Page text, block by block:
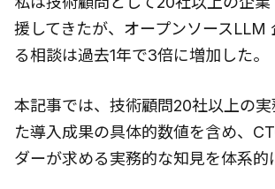
援してきたが、オープンソースLLM
る相談は過去1年で3倍に増加した。
本記事では、技術顧問20社以上の
た導入成果の具体的数値を含め、
ダーが求める実務的な知見を体系的